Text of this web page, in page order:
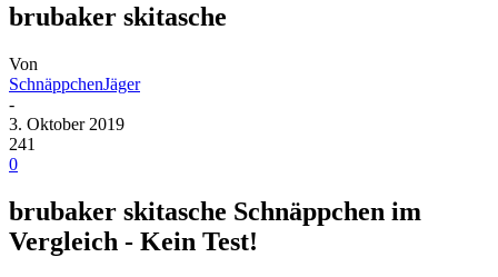
brubaker skitasche
Von
SchnäppchenJäger
-
3. Oktober 2019
241
0
brubaker skitasche Schnäppchen im
Vergleich - Kein Test!